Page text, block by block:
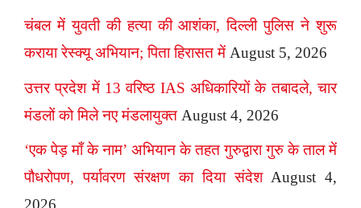
चंबल में युवती की हत्या की आशंका, दिल्ली पुलिस ने शुरू
कराया रेस्क्यू अभियान; पिता हिरासत में August 5, 2026
उत्तर प्रदेश में 13 वरिष्ठ IAS अधिकारियों के तबादले, चार
मंडलों को मिले नए मंडलायुक्त August 4, 2026
‘एक पेड़ माँ के नाम’ अभियान के तहत गुरुद्वारा गुरु के ताल में
पौधरोपण, पर्यावरण संरक्षण का दिया संदेश August 4,